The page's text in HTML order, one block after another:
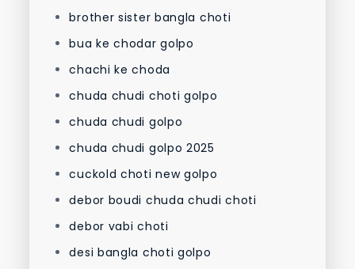
brother sister bangla choti
bua ke chodar golpo
chachi ke choda
chuda chudi choti golpo
chuda chudi golpo
chuda chudi golpo 2025
cuckold choti new golpo
debor boudi chuda chudi choti
debor vabi choti
desi bangla choti golpo